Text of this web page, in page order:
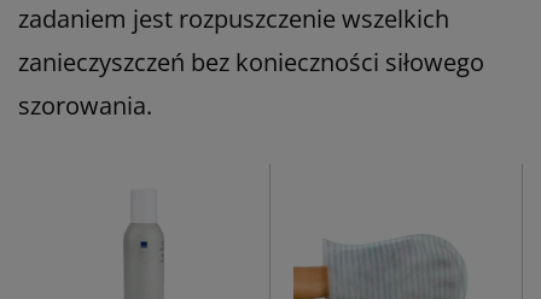
zadaniem jest rozpuszczenie wszelkich
zanieczyszczeń bez konieczności siłowego
szorowania.